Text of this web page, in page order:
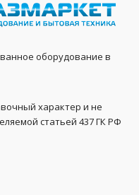
оборудование в
характер и не
статьей 437 ГК РФ